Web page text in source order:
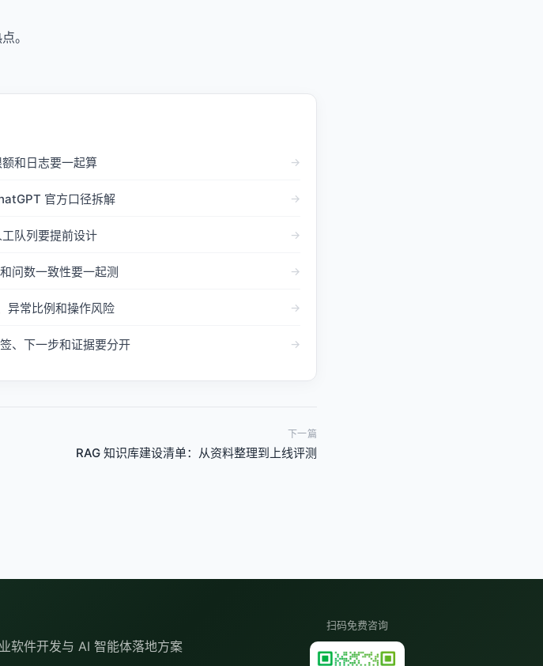
。
和日志要一起算 →
官方口径拆解 →
队列要提前设计 →
问数一致性要一起测 →
异常比例和操作风险 →
、下一步和证据要分开 →
下一篇
RAG 知识库建设清单：从资料整理到上线评测
软件开发与 AI 智能体落地方案
扫码免费咨询